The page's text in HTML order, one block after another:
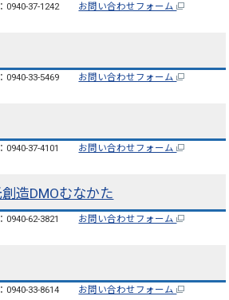
0940-37-1242 お問い合わせフォーム
0940-33-5469 お問い合わせフォーム
0940-37-4101 お問い合わせフォーム
造DMOむなかた
0940-62-3821 お問い合わせフォーム
0940-33-8614 お問い合わせフォーム